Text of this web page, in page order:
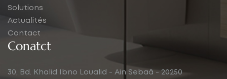
Solutions
Actualités
Contact
Conatct
30, Bd. Khalid Ibno Loualid - Ain Sebaâ - 20250